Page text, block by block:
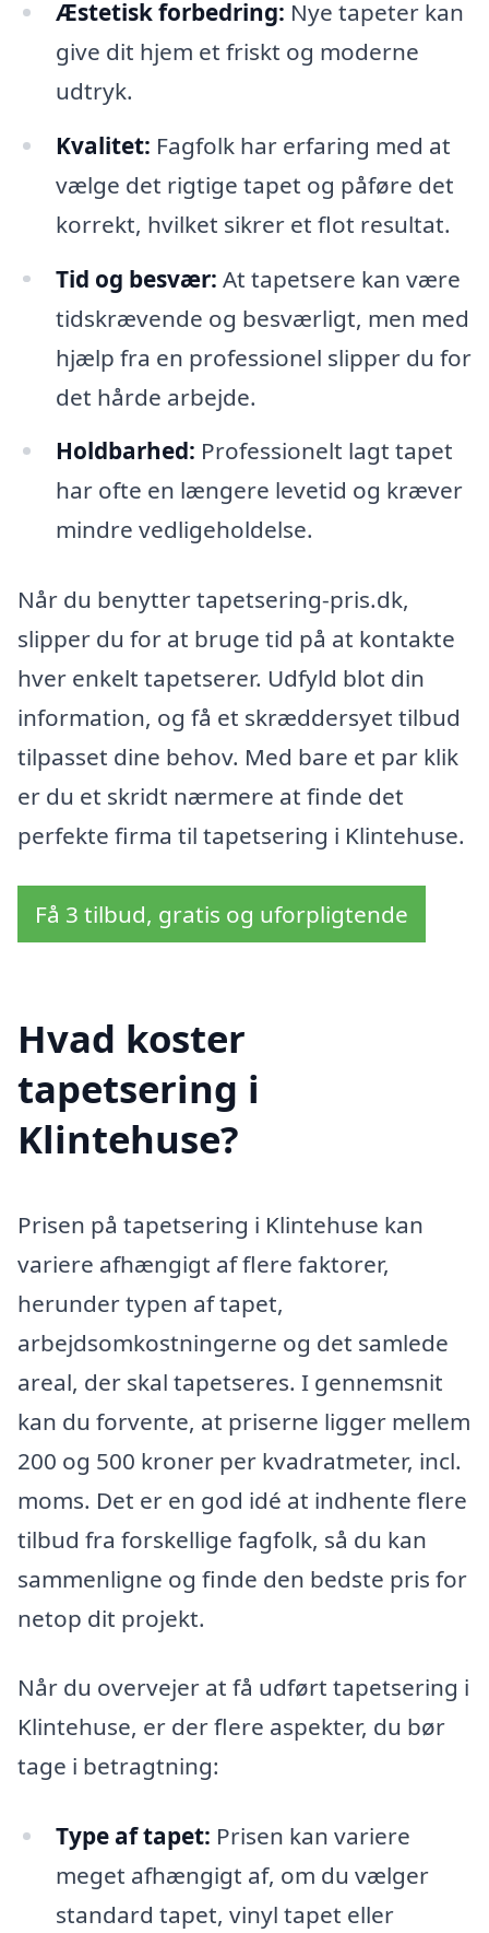
Æstetisk forbedring: Nye tapeter kan
give dit hjem et friskt og moderne
udtryk.
Kvalitet: Fagfolk har erfaring med at
vælge det rigtige tapet og påføre det
korrekt, hvilket sikrer et flot resultat.
Tid og besvær: At tapetsere kan være
tidskrævende og besværligt, men med
hjælp fra en professionel slipper du for
det hårde arbejde.
Holdbarhed: Professionelt lagt tapet
har ofte en længere levetid og kræver
mindre vedligeholdelse.
Når du benytter tapetsering-pris.dk,
slipper du for at bruge tid på at kontakte
hver enkelt tapetserer. Udfyld blot din
information, og få et skræddersyet tilbud
tilpasset dine behov. Med bare et par klik
er du et skridt nærmere at finde det
perfekte firma til tapetsering i Klintehuse.
Få 3 tilbud, gratis og uforpligtende
Hvad koster
tapetsering i
Klintehuse?
Prisen på tapetsering i Klintehuse kan
variere afhængigt af flere faktorer,
herunder typen af tapet,
arbejdsomkostningerne og det samlede
areal, der skal tapetseres. I gennemsnit
kan du forvente, at priserne ligger mellem
200 og 500 kroner per kvadratmeter, incl.
moms. Det er en god idé at indhente flere
tilbud fra forskellige fagfolk, så du kan
sammenligne og finde den bedste pris for
netop dit projekt.
Når du overvejer at få udført tapetsering i
Klintehuse, er der flere aspekter, du bør
tage i betragtning:
Type af tapet: Prisen kan variere
meget afhængigt af, om du vælger
standard tapet, vinyl tapet eller